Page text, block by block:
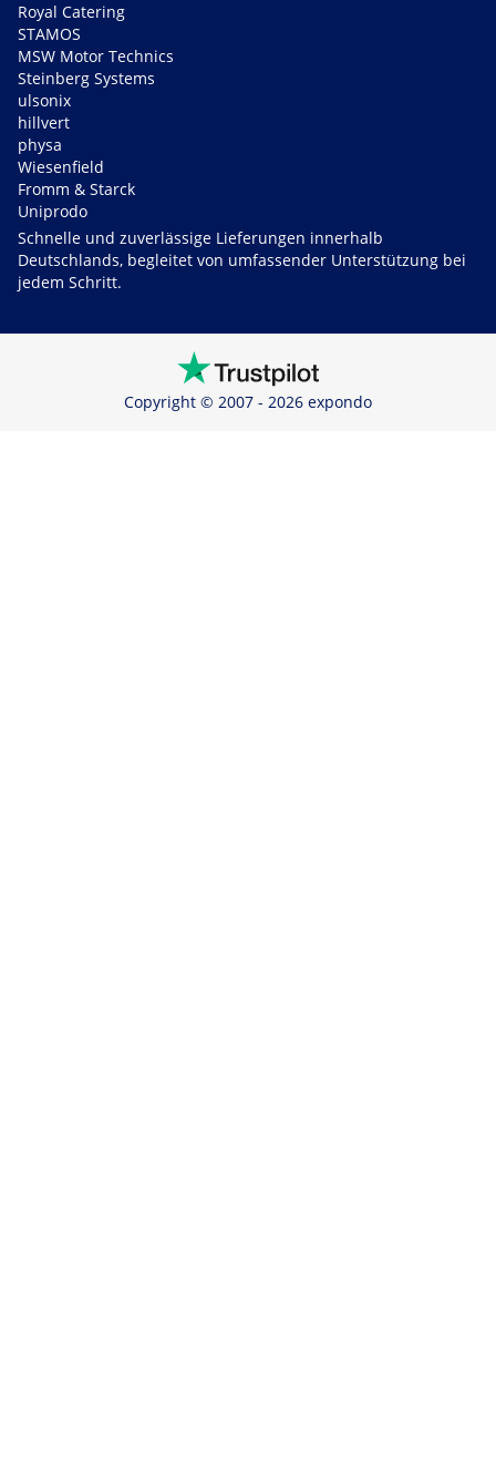
Royal Catering
STAMOS
MSW Motor Technics
Steinberg Systems
ulsonix
hillvert
physa
Wiesenfield
Fromm & Starck
Uniprodo
Schnelle und zuverlässige Lieferungen innerhalb
Deutschlands, begleitet von umfassender Unterstützung bei
jedem Schritt.
Copyright © 2007 - 2026 expondo